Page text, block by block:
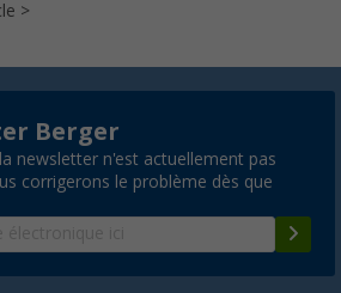
Berger
newsletter n'est actuellement pas
corrigerons le problème dès que